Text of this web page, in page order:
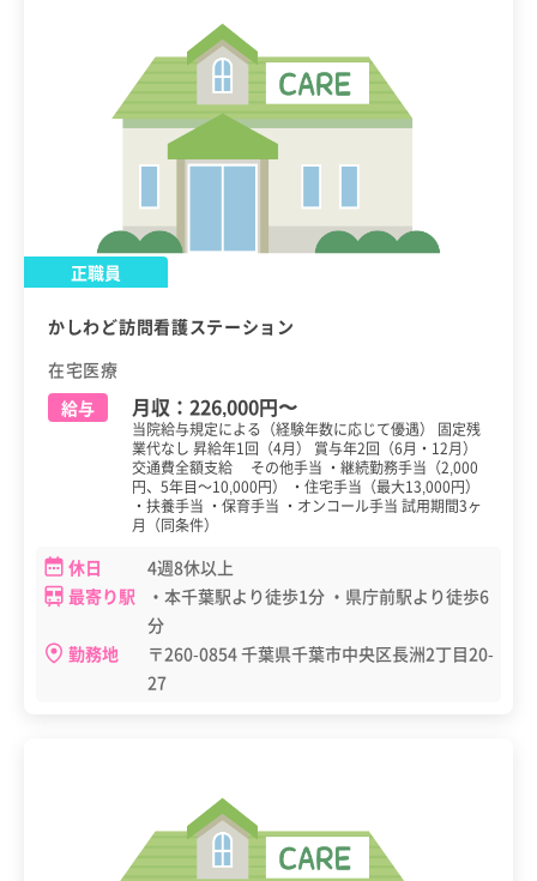
正職員
かしわど訪問看護ステーション
在宅医療
給与
月収： 226,000円〜
当院給与規定による（経験年数に応じて優遇） 固定残
業代なし 昇給年1回（4月） 賞与年2回（6月・12月）
交通費全額支給 その他手当 ・継続勤務手当（2,000
円、5年目～10,000円） ・住宅手当（最大13,000円）
・扶養手当 ・保育手当 ・オンコール手当 試用期間3ヶ
月（同条件）
休日
4週8休以上
最寄り駅
・本千葉駅より徒歩1分 ・県庁前駅より徒歩6
分
勤務地
〒260-0854 千葉県千葉市中央区長洲2丁目20-
27